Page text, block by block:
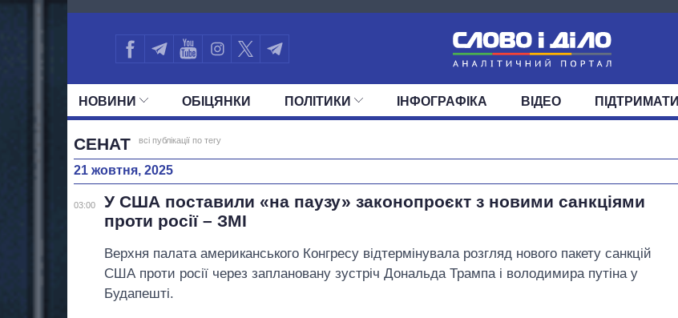
2728
НОВИНИ ОБIЦЯНКИ ПОЛIТИКИ
УСІ ПОЛІТИКИ
ІНФОГРАФІКА ВІДЕО ПІДТРИМАТИ
СЕНАТ всі публікації по тегу
21 жовтня, 2025
03:00
У США поставили «на паузу» законопроєкт з новими санкціями
проти росії – ЗМІ
Верхня палата американського Конгресу відтермінувала розгляд нового пакету санкцій
США проти росії через заплановану зустріч Дональда Трампа і володимира путіна у
Будапешті.
Як змінився
бюджет
років війни з
росією